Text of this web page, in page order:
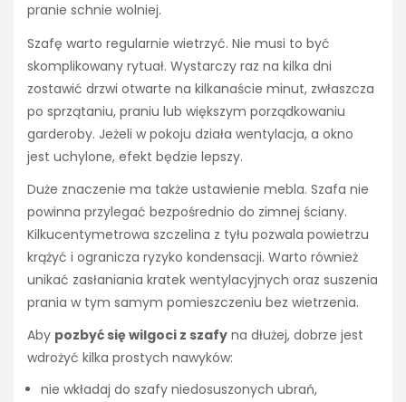
pranie schnie wolniej.
Szafę warto regularnie wietrzyć. Nie musi to być
skomplikowany rytuał. Wystarczy raz na kilka dni
zostawić drzwi otwarte na kilkanaście minut, zwłaszcza
po sprzątaniu, praniu lub większym porządkowaniu
garderoby. Jeżeli w pokoju działa wentylacja, a okno
jest uchylone, efekt będzie lepszy.
Duże znaczenie ma także ustawienie mebla. Szafa nie
powinna przylegać bezpośrednio do zimnej ściany.
Kilkucentymetrowa szczelina z tyłu pozwala powietrzu
krążyć i ogranicza ryzyko kondensacji. Warto również
unikać zasłaniania kratek wentylacyjnych oraz suszenia
prania w tym samym pomieszczeniu bez wietrzenia.
Aby pozbyć się wilgoci z szafy na dłużej, dobrze jest
wdrożyć kilka prostych nawyków:
nie wkładaj do szafy niedosuszonych ubrań,